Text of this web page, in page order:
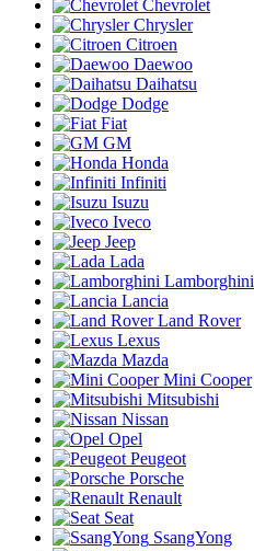
Chevrolet
Chrysler
Citroen
Daewoo
Daihatsu
Dodge
Fiat
GM
Honda
Infiniti
Isuzu
Iveco
Jeep
Lada
Lamborghini
Lancia
Land Rover
Lexus
Mazda
Mini Cooper
Mitsubishi
Nissan
Opel
Peugeot
Porsche
Renault
Seat
SsangYong